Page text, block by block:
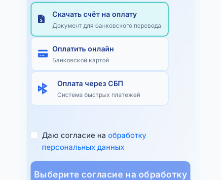
Скачать счёт на оплату
Документ для банковского перевода
Оплатить онлайн
Банковской картой
Оплата через СБП
Система быстрых платежей
Даю согласие на обработку
персональных данных
Выберите согласие на обработку